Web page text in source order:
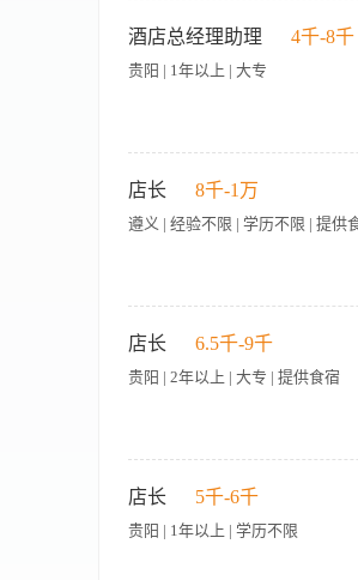
年以上人力资源管理工作经验，其
护，熟悉各类人才测评工具，能够
系搭建能力，能够根据公司战略和
公司薪酬福利管理工作合法合规。
动法律法规，能够为公司提供专业
队凝聚力和战斗力；善于制定团队
及外部合作伙伴进行有效的沟通协
酒店总经理助理 4千-8千
贵阳 | 1年以上 | 大专
酒店主要经济合同的谈判、签署，
施工过程中各项资金的使用，确保
要求】 1、大专以上学历，文秘、
店长 8千-1万
遵义 | 经验不限 | 学历不限 | 提供
升门店营业额 3、负责门店成本管
建设，营造积极向上的工作氛围 6
要求】 1、年龄25-50岁，身体健康
店长 6.5千-9千
贵阳 | 2年以上 | 大专 | 提供食宿
客流量、客单价、翻台率，做好门
务团队，做好员工培训、带教、绩
度。 负责门店环境卫生、消防安全
店长 5千-6千
贵阳 | 1年以上 | 学历不限